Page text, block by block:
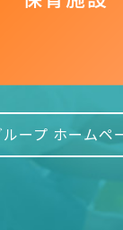
ープ ホームペ